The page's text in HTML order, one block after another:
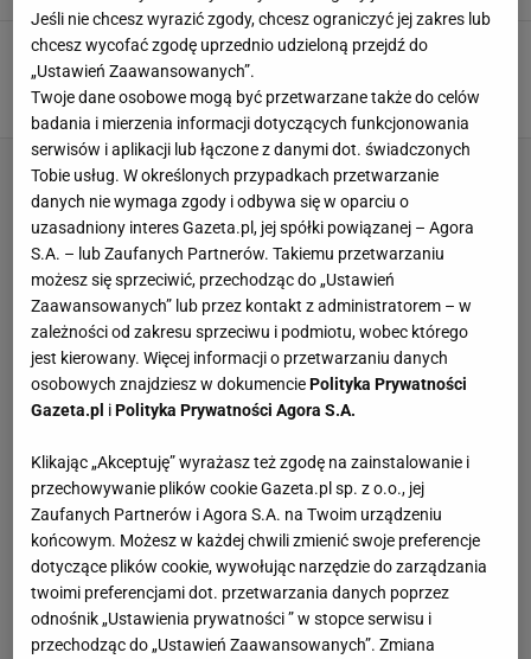
Co za zwrot! Piłkarz Arsenalu trafi do polskiej I
ligi
Dawid Franek,24 SIERPNIA 2025, 21:52
Jeśli nie chcesz wyrazić zgody, chcesz ograniczyć jej zakres lub
chcesz wycofać zgodę uprzednio udzieloną przejdź do
„Ustawień Zaawansowanych”.
Twoje dane osobowe mogą być przetwarzane także do celów
badania i mierzenia informacji dotyczących funkcjonowania
serwisów i aplikacji lub łączone z danymi dot. świadczonych
Tobie usług. W określonych przypadkach przetwarzanie
danych nie wymaga zgody i odbywa się w oparciu o
uzasadniony interes Gazeta.pl, jej spółki powiązanej – Agora
S.A. – lub Zaufanych Partnerów. Takiemu przetwarzaniu
możesz się sprzeciwić, przechodząc do „Ustawień
Zaawansowanych” lub przez kontakt z administratorem – w
zależności od zakresu sprzeciwu i podmiotu, wobec którego
jest kierowany. Więcej informacji o przetwarzaniu danych
osobowych znajdziesz w dokumenciePolityka Prywatności
Gazeta.pl iPolityka Prywatności Agora S.A.
Klikając „Akceptuję” wyrażasz też zgodę na zainstalowanie i
przechowywanie plików cookie Gazeta.pl sp. z o.o., jej
Zaufanych Partnerów i Agora S.A. na Twoim urządzeniu
końcowym. Możesz w każdej chwili zmienić swoje preferencje
dotyczące plików cookie, wywołując narzędzie do zarządzania
twoimi preferencjami dot. przetwarzania danych poprzez
odnośnik „Ustawienia prywatności ” w stopce serwisu i
przechodząc do „Ustawień Zaawansowanych”. Zmiana